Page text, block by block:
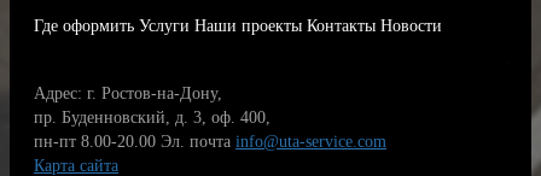
Где оформить Услуги Наши проекты Контакты Новости
Адрес: г. Ростов-на-Дону,
пр. Буденновский, д. 3, оф. 400,
пн-пт 8.00-20.00 Эл. почта info@uta-service.com
Карта сайта